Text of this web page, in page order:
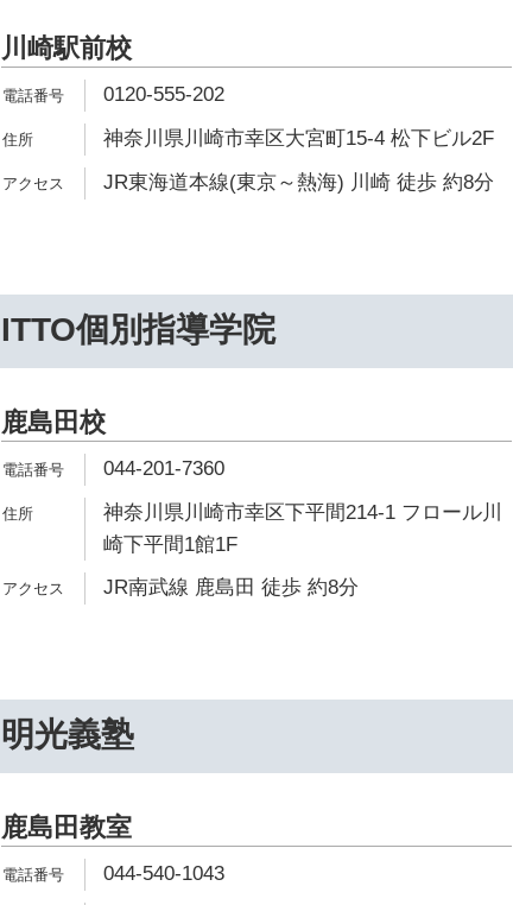
川崎駅前校
0120-555-202
神奈川県川崎市幸区大宮町15-4 松下ビル2F
JR東海道本線(東京～熱海) 川崎 徒歩 約8分
ITTO個別指導学院
鹿島田校
044-201-7360
神奈川県川崎市幸区下平間214-1 フロール川
崎下平間1館1F
JR南武線 鹿島田 徒歩 約8分
明光義塾
鹿島田教室
044-540-1043